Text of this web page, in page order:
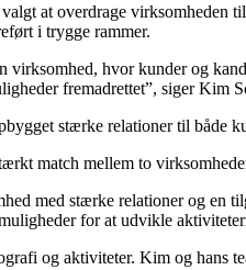
at overdrage virksomheden
i trygge rammer.
hvor kunder og
fremadrettet”, siger Kim
stærke relationer til både
match mellem to
med stærke relationer og en
for at udvikle
og aktiviteter. Kim og hans